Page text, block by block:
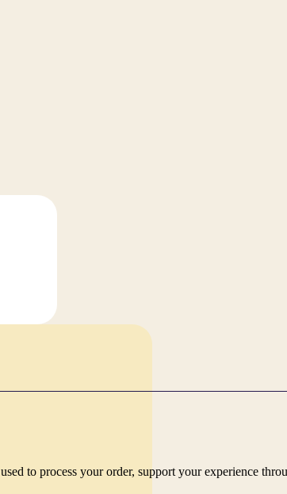
to process your order, support your experience